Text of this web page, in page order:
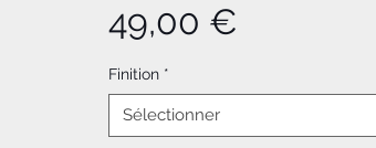
49,00 €
Finition *
Sélectionner